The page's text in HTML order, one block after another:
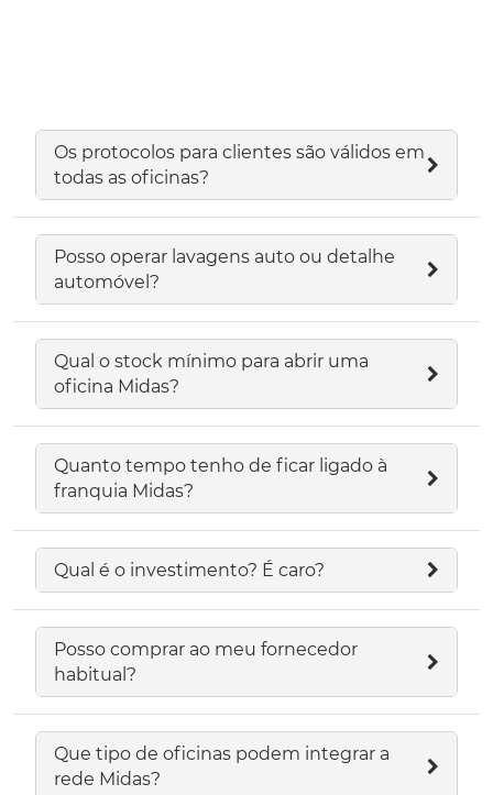
Os protocolos para clientes são válidos em
todas as oficinas?
Posso operar lavagens auto ou detalhe
automóvel?
Qual o stock mínimo para abrir uma
oficina Midas?
Quanto tempo tenho de ficar ligado à
franquia Midas?
Qual é o investimento? É caro?
Posso comprar ao meu fornecedor
habitual?
Que tipo de oficinas podem integrar a
rede Midas?